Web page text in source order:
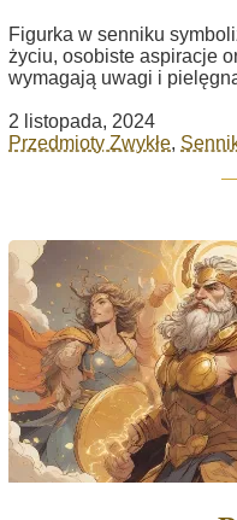
Figurka w senniku
życiu, osobiste aspiracje
wymagają uwagi i
2 listopada, 2024
Przedmioty Zwykłe,